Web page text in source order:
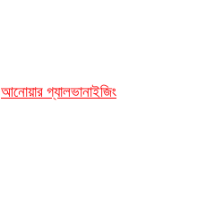
আনোয়ার গ্যালভানাইজিং